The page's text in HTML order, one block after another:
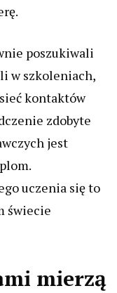
poszukiwali
w szkoleniach,
kontaktów
zdobyte
jest
uczenia się to
świecie
mierzą